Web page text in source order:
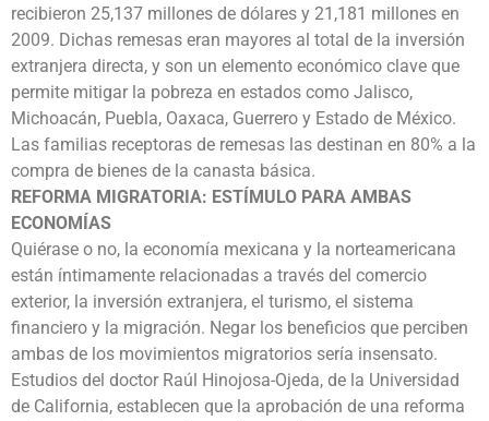
recibieron 25,137 millones de dólares y 21,181 millones en
2009. Dichas remesas eran mayores al total de la inversión
extranjera directa, y son un elemento económico clave que
permite mitigar la pobreza en estados como Jalisco,
Michoacán, Puebla, Oaxaca, Guerrero y Estado de México.
Las familias receptoras de remesas las destinan en 80% a la
compra de bienes de la canasta básica.
REFORMA MIGRATORIA: ESTÍMULO PARA AMBAS
ECONOMÍAS
Quiérase o no, la economía mexicana y la norteamericana
están íntimamente relacionadas a través del comercio
exterior, la inversión extranjera, el turismo, el sistema
financiero y la migración. Negar los beneficios que perciben
ambas de los movimientos migratorios sería insensato.
Estudios del doctor Raúl Hinojosa-Ojeda, de la Universidad
de California, establecen que la aprobación de una reforma